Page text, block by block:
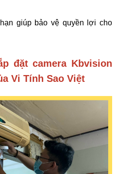
giúp bảo vệ quyền lợi cho
đặt camera Kbvision
Vi Tính Sao Việt